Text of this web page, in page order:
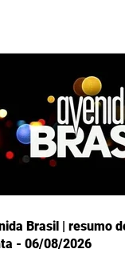
Brasil | resumo
- 06/08/2026